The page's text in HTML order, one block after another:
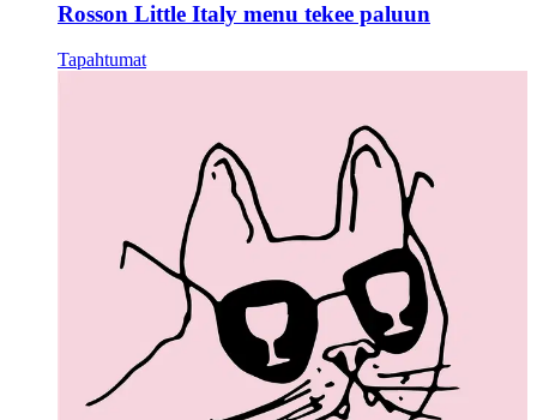
Rosson Little Italy menu tekee paluun
Tapahtumat